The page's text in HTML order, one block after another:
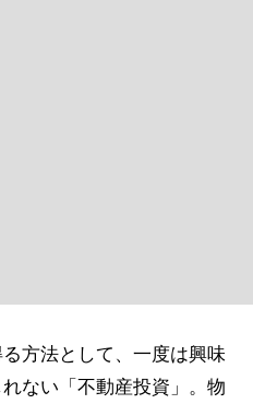
方法として、一度は興味
ない「不動産投資」。物